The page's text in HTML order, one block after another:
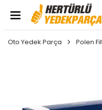
Oto Yedek Parça Polen